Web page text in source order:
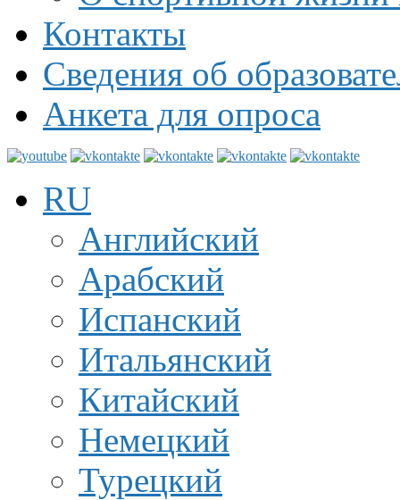
Контакты
Сведения об
Анкета для опроса
RU
Английский
Арабский
Испанский
Итальянский
Китайский
Немецкий
Турецкий